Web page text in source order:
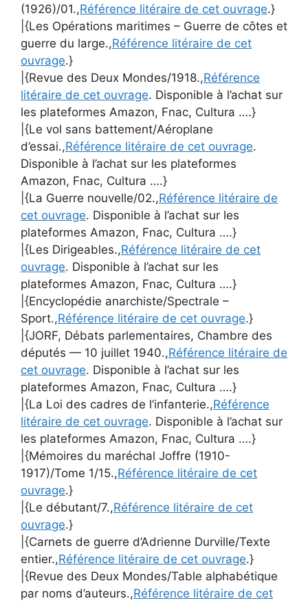
(1926)/01.,Référence litéraire de cet ouvrage.}
|{Les Opérations maritimes – Guerre de côtes et
guerre du large.,Référence litéraire de cet
ouvrage.}
|{Revue des Deux Mondes/1918.,Référence
litéraire de cet ouvrage. Disponible à l’achat sur
les plateformes Amazon, Fnac, Cultura ….}
|{Le vol sans battement/Aéroplane
d’essai.,Référence litéraire de cet ouvrage.
Disponible à l’achat sur les plateformes
Amazon, Fnac, Cultura ….}
|{La Guerre nouvelle/02.,Référence litéraire de
cet ouvrage. Disponible à l’achat sur les
plateformes Amazon, Fnac, Cultura ….}
|{Les Dirigeables.,Référence litéraire de cet
ouvrage. Disponible à l’achat sur les
plateformes Amazon, Fnac, Cultura ….}
|{Encyclopédie anarchiste/Spectrale –
Sport.,Référence litéraire de cet ouvrage.}
|{JORF, Débats parlementaires, Chambre des
députés — 10 juillet 1940.,Référence litéraire de
cet ouvrage. Disponible à l’achat sur les
plateformes Amazon, Fnac, Cultura ….}
|{La Loi des cadres de l’infanterie.,Référence
litéraire de cet ouvrage. Disponible à l’achat sur
les plateformes Amazon, Fnac, Cultura ….}
|{Mémoires du maréchal Joffre (1910-
1917)/Tome 1/15.,Référence litéraire de cet
ouvrage.}
|{Le débutant/7.,Référence litéraire de cet
ouvrage.}
|{Carnets de guerre d’Adrienne Durville/Texte
entier.,Référence litéraire de cet ouvrage.}
|{Revue des Deux Mondes/Table alphabétique
par noms d’auteurs.,Référence litéraire de cet